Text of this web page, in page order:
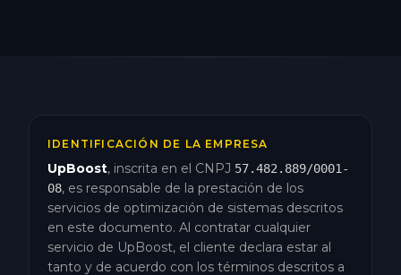
IDENTIFICACIÓN DE LA EMPRESA
UpBoost, inscrita en el CNPJ 57.482.889/0001-
08, es responsable de la prestación de los
servicios de optimización de sistemas descritos
en este documento. Al contratar cualquier
servicio de UpBoost, el cliente declara estar al
tanto y de acuerdo con los términos descritos a